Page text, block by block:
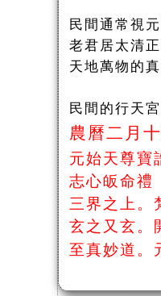
民間通常視
老君居太清
天地萬物的
民間的行天
農曆二月
元始天尊寶
志心皈命禮
三界之上。
玄之又玄。
至真妙道。